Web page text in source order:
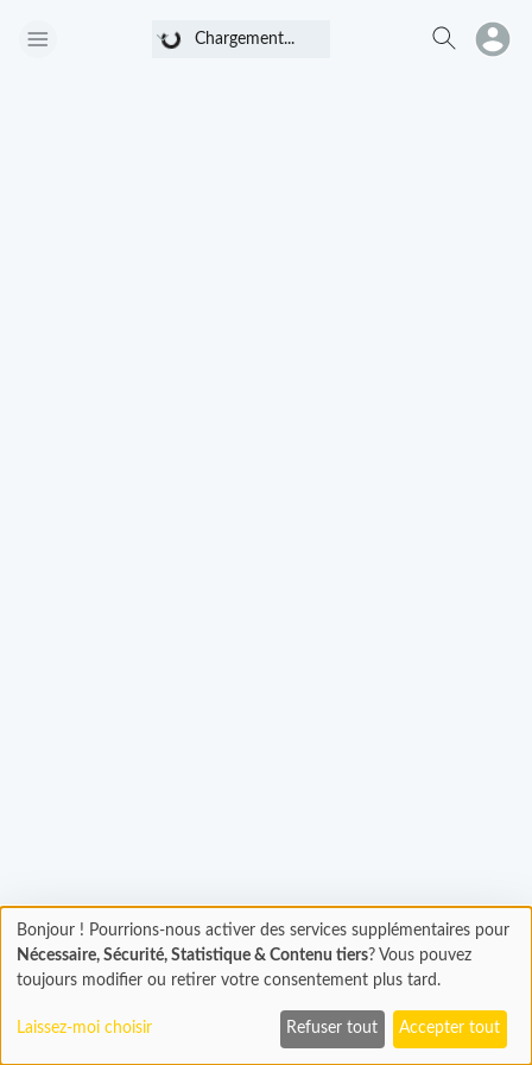
Chargement...
Chargement... Chargement
En cours...
Bonjour ! Pourrions-nous activer des services supplémentaires pour
Nécessaire, Sécurité, Statistique & Contenu tiers? Vous pouvez
toujours modifier ou retirer votre consentement plus tard.
Laissez-moi choisir Refuser tout Accepter tout